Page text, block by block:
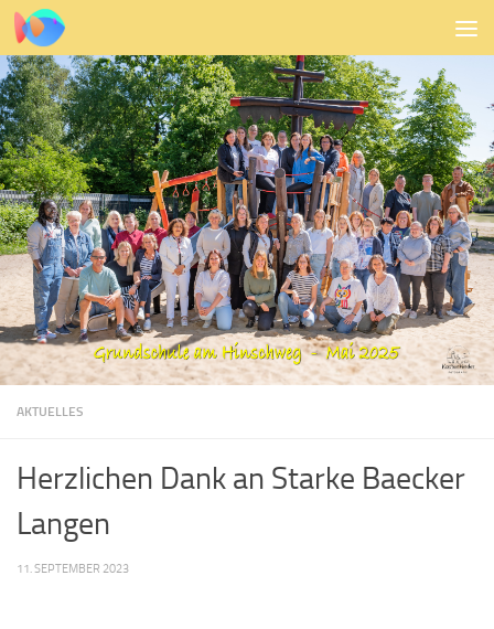
Zum Inhalt springen
AKTUELLES
Herzlichen Dank an Starke Baecker
Langen
11. SEPTEMBER 2023